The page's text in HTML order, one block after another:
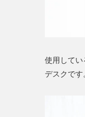
使用して
デスクです。